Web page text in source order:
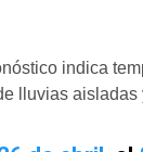
indica
lluvias